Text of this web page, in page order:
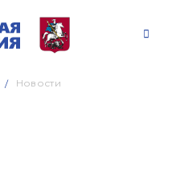
Новости